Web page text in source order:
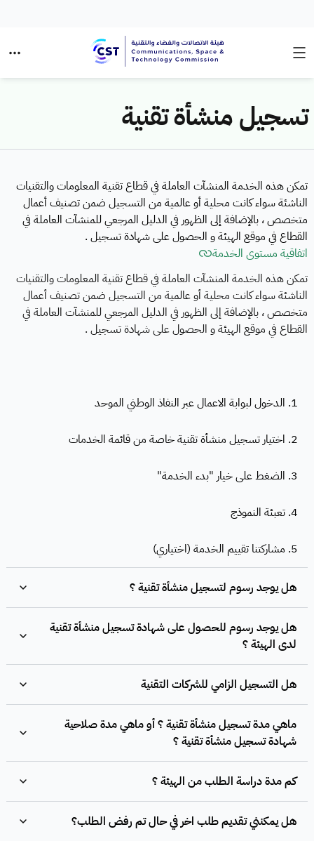
تسجيل منشأة تقنية
تمكن هذه الخدمة المنشآت العاملة في قطاع تقنية المعلومات والتقنيات
الناشئة سواء كانت محلية أو عالمية من التسجيل ضمن تصنيف أعمال
متخصص ، بالإضافة إلى الظهور في الدليل المرجعي للمنشآت العاملة في
القطاع في موقع الهيئة و الحصول على شهادة تسجيل .
اتفاقية مستوى الخدمة
تمكن هذه الخدمة المنشآت العاملة في قطاع تقنية المعلومات والتقنيات
الناشئة سواء كانت محلية أو عالمية من التسجيل ضمن تصنيف أعمال
متخصص ، بالإضافة إلى الظهور في الدليل المرجعي للمنشآت العاملة في
القطاع في موقع الهيئة و الحصول على شهادة تسجيل .
1. الدخول لبوابة الاعمال عبر النفاذ الوطني الموحد
2. اختيار تسجيل منشأة تقنية خاصة من قائمة الخدمات
3. الضغط على خيار "بدء الخدمة"
4. تعبئة النموذج
5. مشاركتنا تقييم الخدمة (اختياري)
هل يوجد رسوم لتسجيل منشأة تقنية ؟
هل يوجد رسوم للحصول على شهادة تسجيل منشأة تقنية
لدى الهيئة ؟
هل التسجيل الزامي للشركات التقنية
ماهي مدة تسجيل منشأة تقنية ؟ أو ماهي مدة صلاحية
شهادة تسجيل منشأة تقنية ؟
كم مدة دراسة الطلب من الهيئة ؟
هل يمكنني تقديم طلب اخر في حال تم رفض الطلب؟